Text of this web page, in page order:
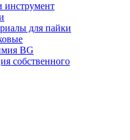
инструмент
для пайки
BG
собственного